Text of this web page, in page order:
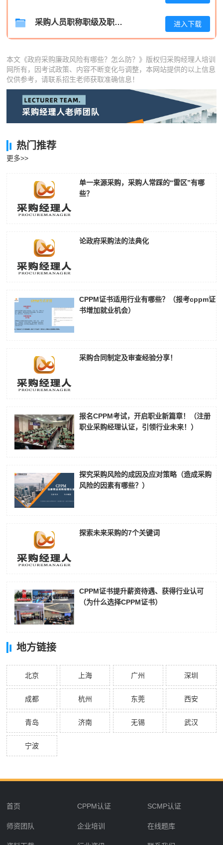
采购人员职称职级及职位晋升管理制度 进入下载
本文《政府采购廉政风险有哪些？怎么防？》版权归采购经理人培训
网所有，因考试政策、内容不断变化与调整，本网站提供的以上信息
仅供参考，请联系招生老师获取准确信息！
热门推荐
更多>>
单一来源采购，采购人常踩的“雷区”有哪
些？
论政府采购法的法典化
CPPM证书适用行业有哪些？（报考cppm证
书增加就业机会）
采购合同制定及审查经验分享！
报名CPPM考试，开启职业新篇章！（注册
职业采购经理认证，引领行业未来！）
探究采购风险的成因及应对策略（造成采购
风险的因素有哪些？）
探索未来采购的7个关键词
CPPM证书提升薪资待遇、获得行业认可
（为什么选择CPPM证书）
地方链接
北京 上海 广州 深圳
成都 杭州 东莞 西安
青岛 济南 无锡 武汉
宁波
首页 CPPM认证 SCMP认证
师资团队 企业培训 在线题库